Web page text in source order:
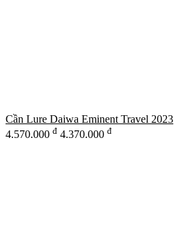
Cần Lure Daiwa Eminent Travel 2023
4.570.000 đ 4.370.000 đ